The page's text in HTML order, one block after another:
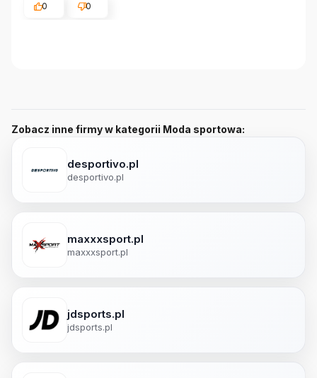
0
0
Zobacz inne firmy w kategorii Moda sportowa:
desportivo.pl
desportivo.pl
maxxxsport.pl
maxxxsport.pl
jdsports.pl
jdsports.pl